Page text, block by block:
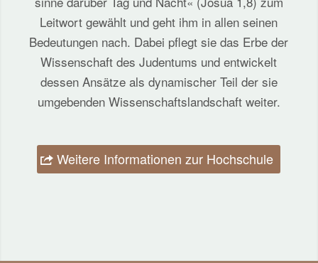
Leitwort gewählt und geht ihm in allen seinen
Bedeutungen nach. Dabei pflegt sie das Erbe der
Wissenschaft des Judentums und entwickelt
dessen Ansätze als dynamischer Teil der sie
umgebenden Wissenschaftslandschaft weiter.
Weitere Informationen zur Hochschule